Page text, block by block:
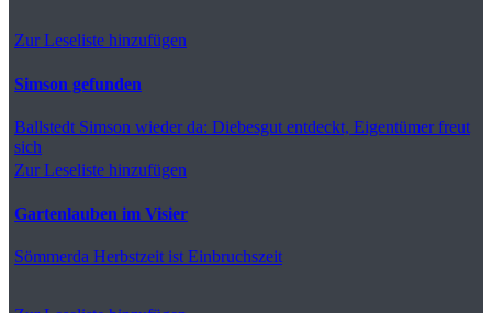
Zur Leseliste hinzufügen
Simson gefunden
Ballstedt Simson wieder da: Diebesgut entdeckt, Eigentümer freut
sich
Zur Leseliste hinzufügen
Gartenlauben im Visier
Sömmerda Herbstzeit ist Einbruchszeit